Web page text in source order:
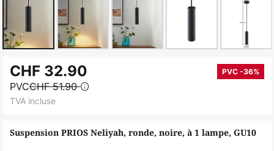
to
the
beginning
the
Suspension PRIOS Neliyah, ronde, noire, à 1 lampe, GU10
CHF 32.90 PVC -36%
PVCCHF 51.90
TVA incluse